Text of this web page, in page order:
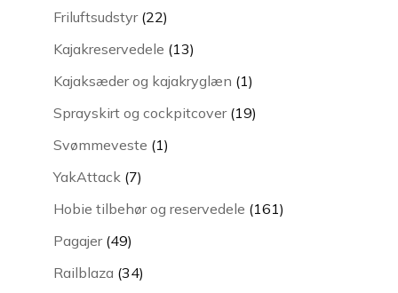
Friluftsudstyr 2222
varer
Kajakreservedele 1313
varer
Kajaksæder og kajakryglæn 11
vare
Sprayskirt og cockpitcover 1919
Svømmeveste 11
YakAttack 77
Hobie tilbehør og reservedele 161161
Pagajer 4949
varer
Railblaza 3434